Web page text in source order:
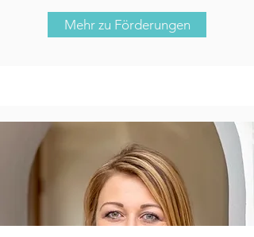
Mehr zu Förderungen